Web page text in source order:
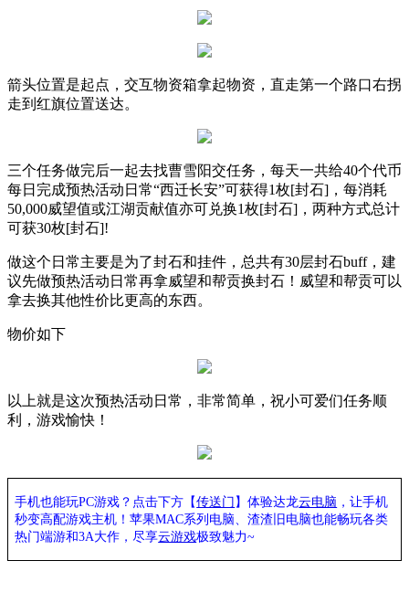
箭头位置是起点，交互物资箱拿起物资，直走第一个路口右拐
走到红旗位置送达。
三个任务做完后一起去找曹雪阳交任务，每天一共给40个代币
每日完成预热活动日常“西迁长安”可获得1枚[封石]，每消耗
50,000威望值或江湖贡献值亦可兑换1枚[封石]，两种方式总计
可获30枚[封石]!
做这个日常主要是为了封石和挂件，总共有30层封石buff，建
议先做预热活动日常再拿威望和帮贡换封石！威望和帮贡可以
拿去换其他性价比更高的东西。
物价如下
以上就是这次预热活动日常，非常简单，祝小可爱们任务顺
利，游戏愉快！
手机也能玩PC游戏？点击下方【传送门 】体验达龙云电脑 ，让手机
秒变高配游戏主机 ！苹果MAC系列电脑、渣渣旧电脑也能畅玩各类
热门端游和3A大作， 尽享云游戏极致魅力~